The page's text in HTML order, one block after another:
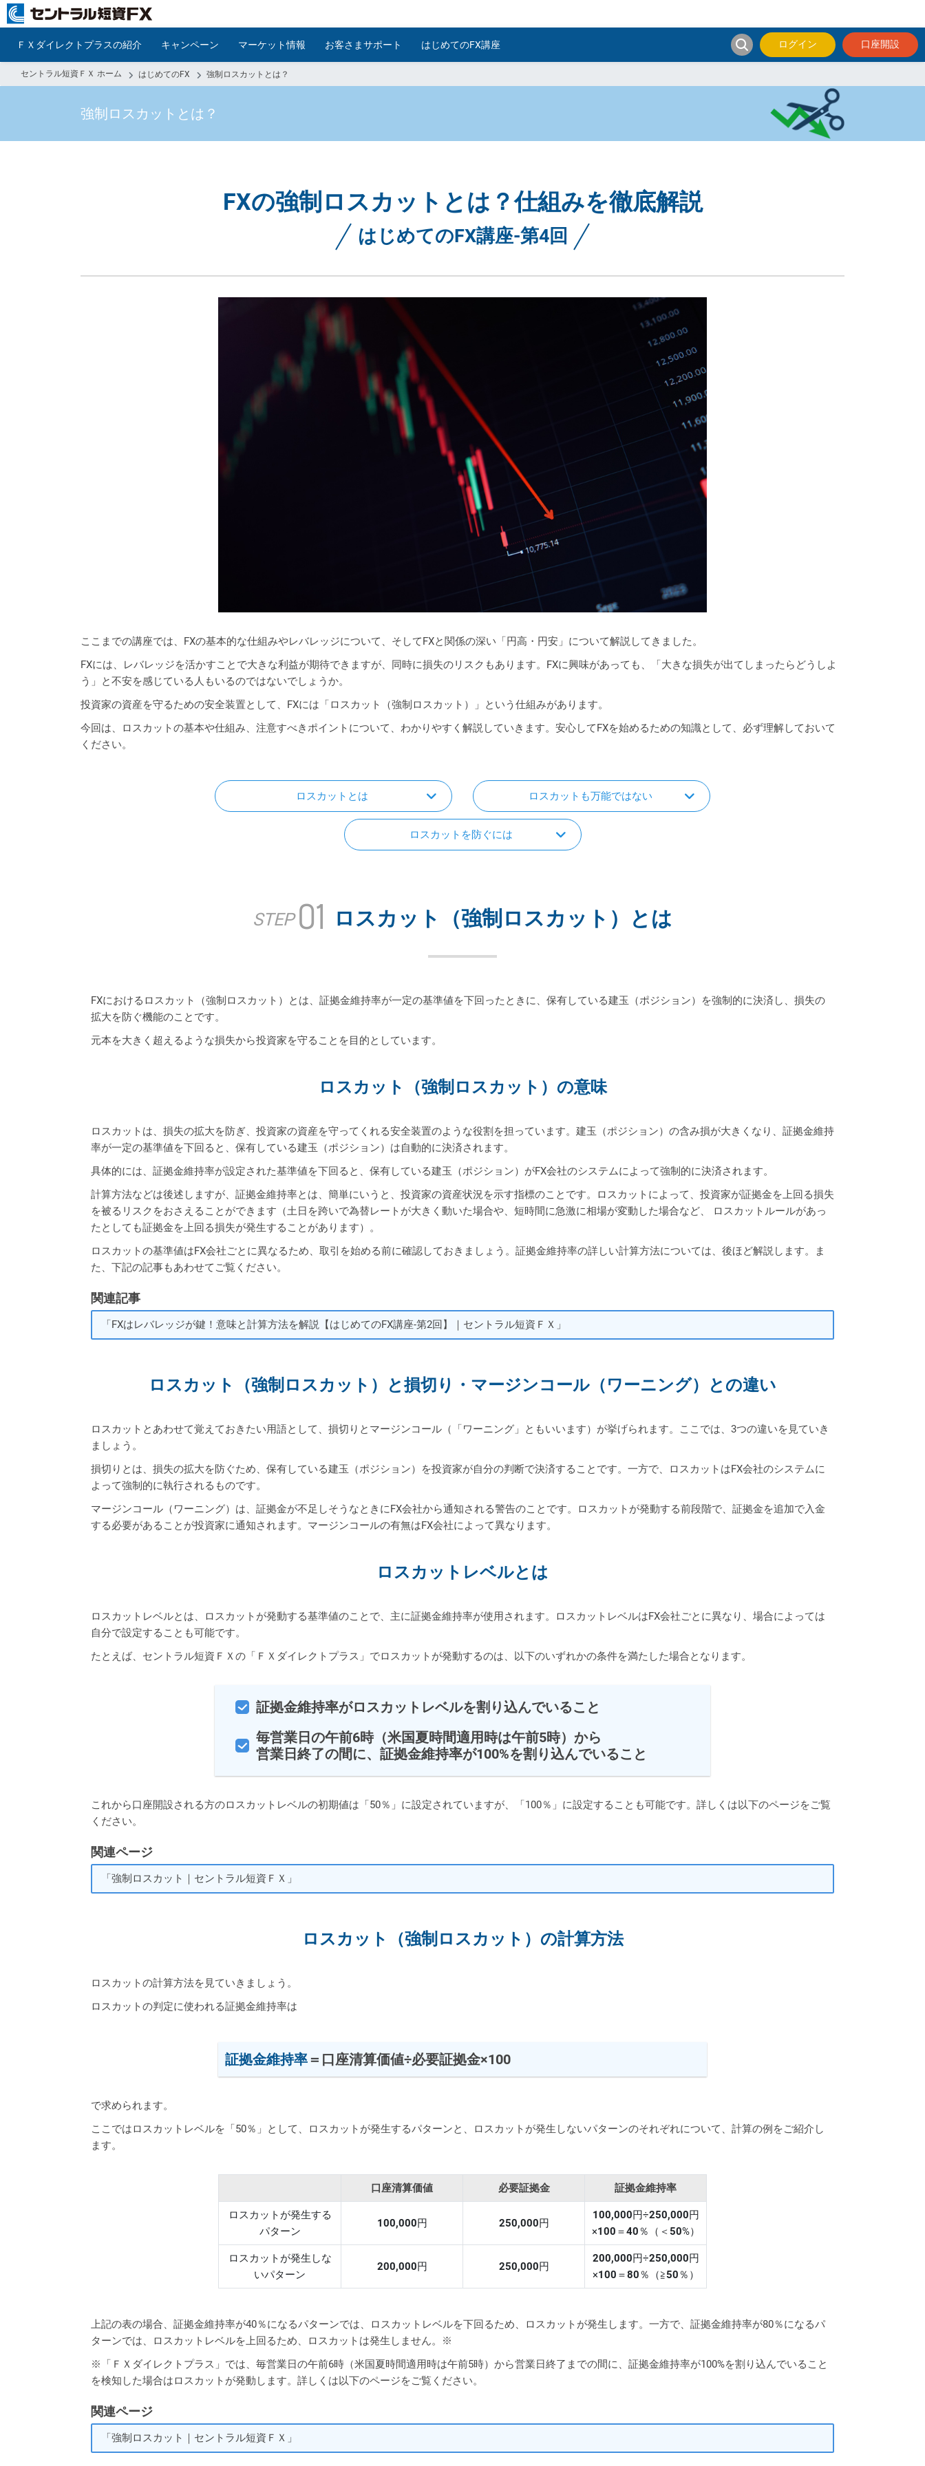
ＦＸダイレクトプラスの紹介 キャンペーン マーケット情報 お客さまサポート はじめてのFX講座 ログイン 口座開設
セントラル短資ＦＸ ホーム はじめてのFX 強制ロスカットとは？
強制ロスカットとは？
FXの強制ロスカットとは？仕組みを徹底解説
はじめてのFX講座-第4回
ここまでの講座では、FXの基本的な仕組みやレバレッジについて、そしてFXと関係の深い「円高・円安」について解説してきました。
FXには、レバレッジを活かすことで大きな利益が期待できますが、同時に損失のリスクもあります。FXに興味があっても、「大きな損失が出てしまったらどうしよ
う」と不安を感じている人もいるのではないでしょうか。
投資家の資産を守るための安全装置として、FXには「ロスカット（強制ロスカット）」という仕組みがあります。
今回は、ロスカットの基本や仕組み、注意すべきポイントについて、わかりやすく解説していきます。安心してFXを始めるための知識として、必ず理解しておいて
ください。
ロスカットとは ロスカットも万能ではない
ロスカットを防ぐには
STEP 01 ロスカット（強制ロスカット）とは
FXにおけるロスカット（強制ロスカット）とは、証拠金維持率が一定の基準値を下回ったときに、保有している建玉（ポジション）を強制的に決済し、損失の
拡大を防ぐ機能のことです。
元本を大きく超えるような損失から投資家を守ることを目的としています。
ロスカット （強制ロスカット）の意味
ロスカットは、損失の拡大を防ぎ、投資家の資産を守ってくれる安全装置のような役割を担っています。建玉（ポジション）の含み損が大きくなり、証拠金維持
率が一定の基準値を下回ると、保有している建玉（ポジション）は自動的に決済されます。
具体的には、証拠金維持率が設定された基準値を下回ると、保有している建玉（ポジション）がFX会社のシステムによって強制的に決済されます。
計算方法などは後述しますが、証拠金維持率とは、簡単にいうと、投資家の資産状況を示す指標のことです。ロスカットによって、投資家が証拠金を上回る損失
を被るリスクをおさえることができます（土日を跨いで為替レートが大きく動いた場合や、短時間に急激に相場が変動した場合など、 ロスカットルールがあっ
たとしても証拠金を上回る損失が発生することがあります）。
ロスカットの基準値はFX会社ごとに異なるため、取引を始める前に確認しておきましょう。証拠金維持率の詳しい計算方法については、後ほど解説します。ま
た、下記の記事もあわせてご覧ください。
関連記事
「FXはレバレッジが鍵！意味と計算方法を解説【はじめてのFX講座-第2回】｜セントラル短資ＦＸ」
ロスカット（強制ロスカット）と損切り・ マージンコール（ワーニング）との違い
ロスカットとあわせて覚えておきたい用語として、損切りとマージンコール（「ワーニング」ともいいます）が挙げられます。ここでは、3つの違いを見ていき
ましょう。
損切りとは、損失の拡大を防ぐため、保有している建玉（ポジション）を投資家が自分の判断で決済することです。一方で、ロスカットはFX会社のシステムに
よって強制的に執行されるものです。
マージンコール（ワーニング）は、証拠金が不足しそうなときにFX会社から通知される警告のことです。ロスカットが発動する前段階で、証拠金を追加で入金
する必要があることが投資家に通知されます。マージンコールの有無はFX会社によって異なります。
ロスカットレベルとは
ロスカットレベルとは、ロスカットが発動する基準値のことで、主に証拠金維持率が使用されます。ロスカットレベルはFX会社ごとに異なり、場合によっては
自分で設定することも可能です。
たとえば、セントラル短資ＦＸの「ＦＸダイレクトプラス」でロスカットが発動するのは、以下のいずれかの条件を満たした場合となります。
証拠金維持率がロスカットレベルを割り込んでいること
毎営業日の午前6時（米国夏時間適用時は午前5時）から
営業日終了の間に、証拠金維持率が100%を割り込んでいること
これから口座開設される方のロスカットレベルの初期値は「50％」に設定されていますが、「100％」に設定することも可能です。詳しくは以下のページをご覧
ください。
関連ページ
「強制ロスカット｜セントラル短資ＦＸ」
ロスカット（強制ロスカット）の計算方法
ロスカットの計算方法を見ていきましょう。
ロスカットの判定に使われる証拠金維持率は
証拠金維持率＝口座清算価値÷必要証拠金×100
で求められます。
ここではロスカットレベルを「50％」として、ロスカットが発生するパターンと、ロスカットが発生しないパターンのそれぞれについて、計算の例をご紹介し
ます。
口座清算価値 必要証拠金 証拠金維持率
ロスカットが発生する
パターン
100,000円 250,000円
100,000円÷250,000円
×100 ＝40 ％（＜50%）
ロスカットが発生しな
いパターン
200,000円 250,000円
200,000円÷250,000円
×100 ＝80 ％（≧50 ％）
上記の表の場合、証拠金維持率が40％になるパターンでは、ロスカットレベルを下回るため、ロスカットが発生します。一方で、証拠金維持率が80％になるパ
ターンでは、ロスカットレベルを上回るため、ロスカットは発生しません。
※
※「ＦＸダイレクトプラス」では、毎営業日の午前6時（米国夏時間適用時は午前5時）から営業日終了までの間に、証拠金維持率が100%を割り込んでいること
を検知した場合はロスカットが発動します。詳しくは以下のページをご覧ください。
関連ページ
「強制ロスカット｜セントラル短資ＦＸ」